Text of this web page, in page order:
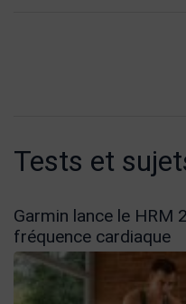
Tests et
Garmin lance le HRM
fréquence cardiaque